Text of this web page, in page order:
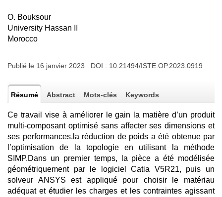
O. Bouksour
University Hassan II
Morocco
Publié le 16 janvier 2023 DOI : 10.21494/ISTE.OP.2023.0919
Résumé Abstract Mots-clés Keywords
Ce travail vise à améliorer le gain la matière d’un produit
multi-composant optimisé sans affecter ses dimensions et
ses performances.la réduction de poids a été obtenue par
l’optimisation de la topologie en utilisant la méthode
SIMP.Dans un premier temps, la pièce a été modélisée
géométriquement par le logiciel Catia V5R21, puis un
solveur ANSYS est appliqué pour choisir le matériau
adéquat et étudier les charges et les contraintes agissant